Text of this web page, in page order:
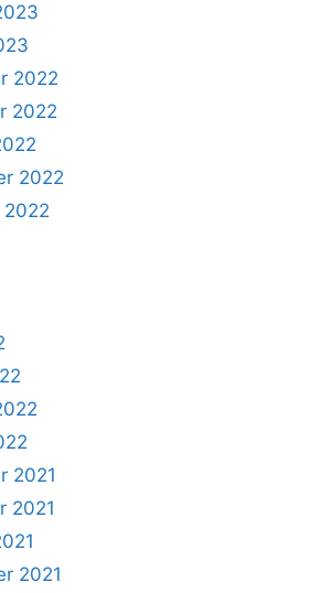
2022
2022
2022
2021
2021
2021